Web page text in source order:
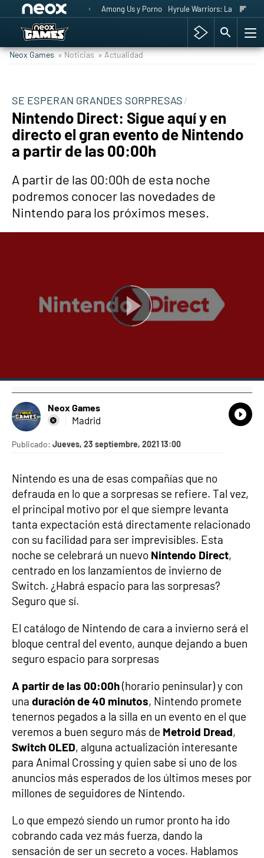
Among Us y Porno Hyrule Warriors: La Era del
Neox Games » Noticias » Actualidad
SE ESPERAN GRANDES SORPRESAS
Nintendo Direct: Sigue aquí y en
directo el gran evento de Nintendo
a partir de las 00:00h
A partir de las 00:00h de esta noche
podremos conocer las novedades de
Nintendo para los próximos meses.
Neox Games
Madrid
Publicado: Jueves, 23 septiembre, 2021 13:00
Nintendo es una de esas compañías que no
defrauda en lo que a sorpresas se refiere. Tal vez,
el principal motivo por el que siempre levanta
tanta expectación está directamente relacionado
con su facilidad para ser imprevisibles. Esta
noche se celebrará un nuevo Nintendo Direct,
centrado en los lanzamientos de invierno de
Switch. ¿Habrá espacio para las sorpresas?
Seguro que sí.
El catálogo de Nintendo de cara a invierno será el
bloque central del evento, aunque dejando a buen
seguro espacio para sorpresas
A partir de las 00:00h(horario peninsular) y con
una duración de 40 minutos, Nintendo promete
tenernos pegados a la silla en un evento en el que
veremos a buen seguro más de Metroid Dread,
Switch OLED, alguna actualización interesante
para Animal Crossing y quien sabe si uno de los
anuncios más esperados de los últimos meses por
millones de seguidores de Nintendo.
Lo que empezó siendo un rumor pronto ha ido
cobrando cada vez más fuerza, dando la
sensación de ser un secreto a voces. Hablamos